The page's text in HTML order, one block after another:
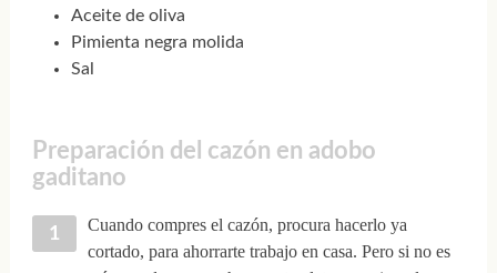
Aceite de oliva
Pimienta negra molida
Sal
Preparación del cazón en adobo
gaditano
Cuando compres el cazón, procura hacerlo ya
cortado, para ahorrarte trabajo en casa. Pero si no es